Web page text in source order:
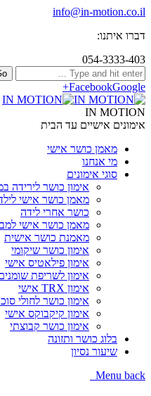
info@in-motion.co.il
דברו איתנו:
054-3333-403
FacebookGoogle+
IN MOTION
אימונים אישיים עד הבית
מאמן כושר אישי
מי אנחנו
סוגי אימונים
אימון כושר לירידה
מאמן כושר אישי
כושר אחרי לידה
מאמן כושר אישי
מאמנת כושר אישית
אימון כושר שיקומי
אימון פילאטיס אישי
אימון לשריפת
אימון TRX אישי
אימון כושר לחולי
אימון קיקבוקס אישי
אימון כושר קבוצתי
בלוג כושר ותזונה
שיעור נסיון
Menu back